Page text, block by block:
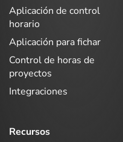
Aplicación de control
horario
Aplicación para fichar
Control de horas de
proyectos
Integraciones
Recursos